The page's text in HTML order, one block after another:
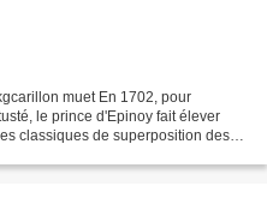
muet En 1702, pour
le prince d'Epinoy fait élever
classiques de superposition des